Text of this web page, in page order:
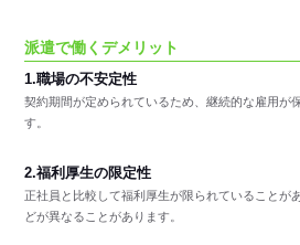
派遣で働くデメリット
1.職場の不安定性
契約期間が定められているため、継続的な雇用が
す。
2.福利厚生の限定性
正社員と比較して福利厚生が限られていることが
どが異なることがあります。